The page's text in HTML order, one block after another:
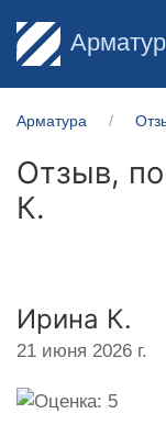
Арматура
Отзыв,
К.
Ирина К.
21 июня 2026 г.